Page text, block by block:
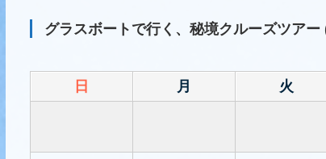
グラスボートで行く、秘境クルーズツア
日
月 火